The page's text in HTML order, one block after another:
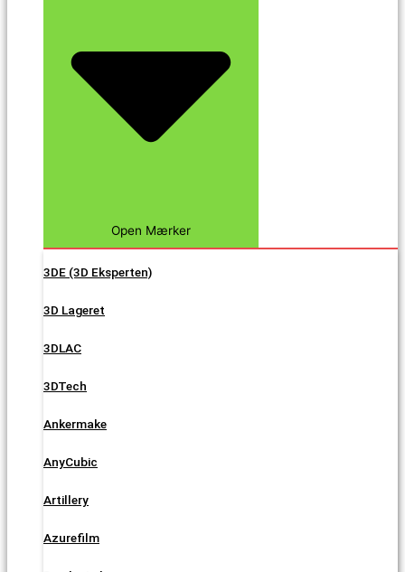
Open Mærker
3DE (3D Eksperten)
3D Lageret
3DLAC
3DTech
Ankermake
AnyCubic
Artillery
Azurefilm